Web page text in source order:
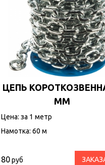
ЦЕПЬ
ММ
Цена: за 1 метр
Намотка: 60 м
80руб